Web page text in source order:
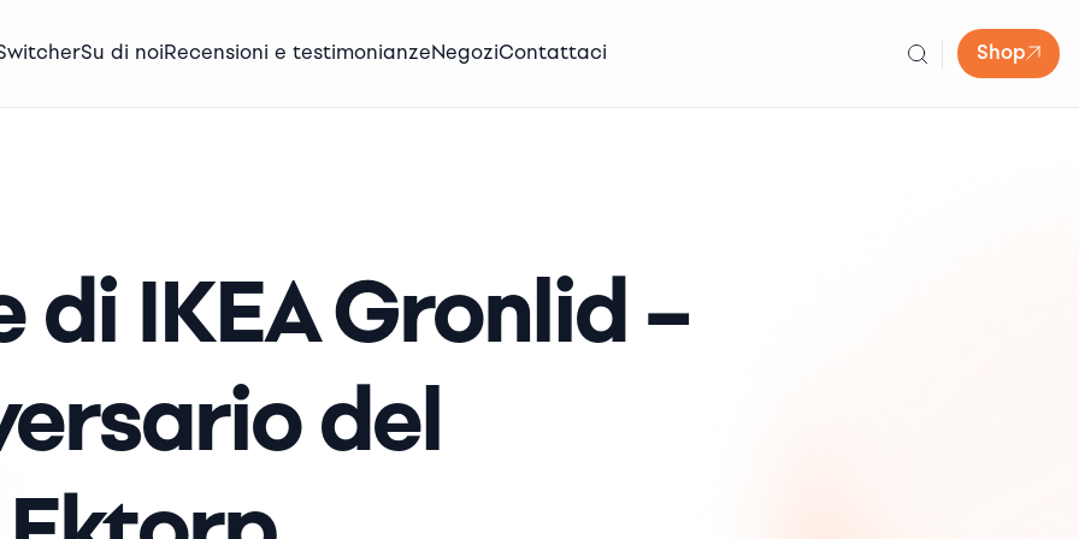
Su di noiRecensioni e testimonianzeNegoziContattaci Shop
di IKEA Gronlid –
del